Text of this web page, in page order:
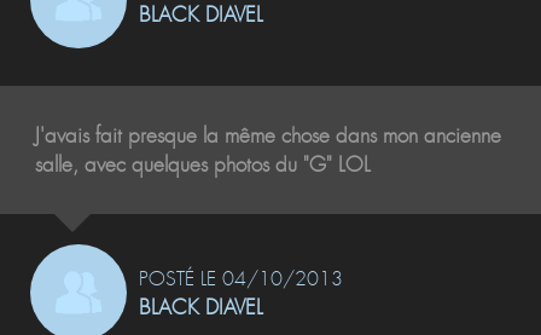
BLACK DIAVEL
J'avais fait presque la même chose dans mon ancienne
salle, avec quelques photos du "G" LOL
POSTÉ LE 04/10/2013
BLACK DIAVEL